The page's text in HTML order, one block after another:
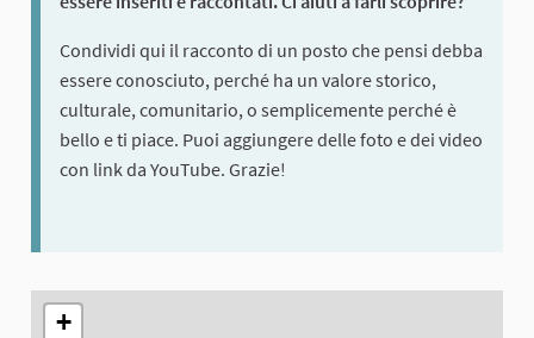
Condividi qui il racconto di un posto che pensi debba
essere conosciuto, perché ha un valore storico,
culturale, comunitario, o semplicemente perché è
bello e ti piace. Puoi aggiungere delle foto e dei video
con link da YouTube. Grazie!
The following element is a map which presents the items on
+